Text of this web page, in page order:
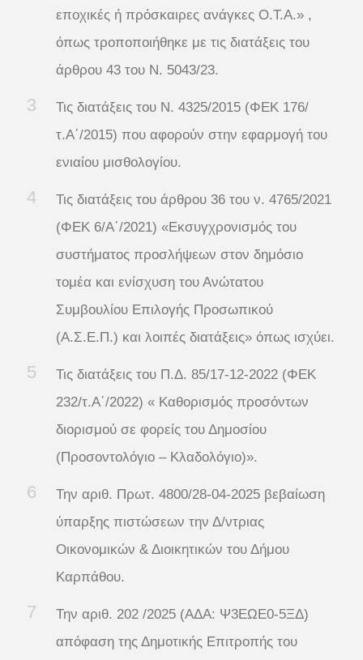
εποχικές ή πρόσκαιρες ανάγκες Ο.Τ.Α.» ,
όπως τροποποιήθηκε με τις διατάξεις του
άρθρου 43 του Ν. 5043/23.
Τις διατάξεις του Ν. 4325/2015 (ΦΕΚ 176/
τ.Α΄/2015) που αφορούν στην εφαρμογή του
ενιαίου μισθολογίου.
Τις διατάξεις του άρθρου 36 του ν. 4765/2021
(ΦΕΚ 6/Α΄/2021) «Εκσυγχρονισμός του
συστήματος προσλήψεων στον δημόσιο
τομέα και ενίσχυση του Ανώτατου
Συμβουλίου Επιλογής Προσωπικού
(Α.Σ.Ε.Π.) και λοιπές διατάξεις» όπως ισχύει.
Τις διατάξεις του Π.Δ. 85/17-12-2022 (ΦΕΚ
232/τ.Α΄/2022) « Καθορισμός προσόντων
διορισμού σε φορείς του Δημοσίου
(Προσοντολόγιο – Κλαδολόγιο)».
Την αριθ. Πρωτ. 4800/28-04-2025 βεβαίωση
ύπαρξης πιστώσεων την Δ/ντριας
Οικονομικών & Διοικητικών του Δήμου
Καρπάθου.
Την αριθ. 202 /2025 (ΑΔΑ: Ψ3ΕΩΕ0-5ΞΔ)
απόφαση της Δημοτικής Επιτροπής του